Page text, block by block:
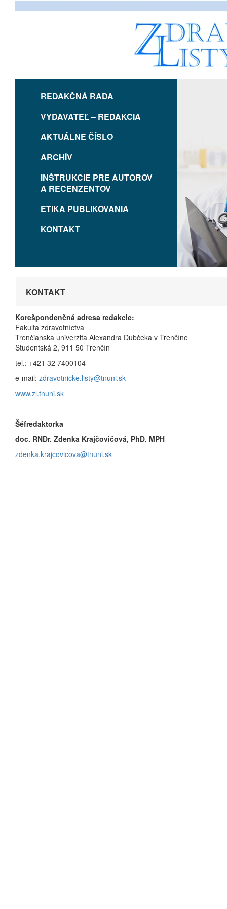
REDAKČNÁ RADA
VYDAVATEĽ – REDAKCIA
AKTUÁLNE ČÍSLO
ARCHÍV
INŠTRUKCIE PRE AUTOROV
A RECENZENTOV
ETIKA PUBLIKOVANIA
KONTAKT
KONTAKT
Korešpondenčná adresa redakcie:
Fakulta zdravotníctva
Trenčianska univerzita Alexandra Dubčeka v Trenčíne
Študentská 2, 911 50 Trenčín
tel.: +421 32 7400104
e-mail: zdravotnicke.listy@tnuni.sk
www.zl.tnuni.sk
Šéfredaktorka
doc. RNDr. Zdenka Krajčovičová, PhD. MPH
zdenka.krajcovicova@tnuni.sk